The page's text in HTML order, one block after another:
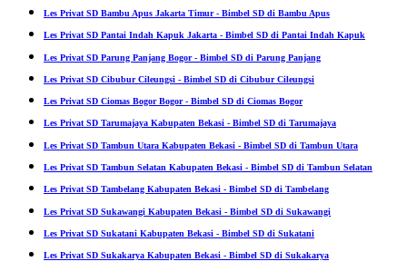
Les Privat SD Bambu Apus Jakarta Timur - Bimbel SD di Bambu Apus
Les Privat SD Pantai Indah Kapuk Jakarta - Bimbel SD di Pantai Indah Kapuk
Les Privat SD Parung Panjang Bogor - Bimbel SD di Parung Panjang
Les Privat SD Cibubur Cileungsi - Bimbel SD di Cibubur Cileungsi
Les Privat SD Ciomas Bogor Bogor - Bimbel SD di Ciomas Bogor
Les Privat SD Tarumajaya Kabupaten Bekasi - Bimbel SD di Tarumajaya
Les Privat SD Tambun Utara Kabupaten Bekasi - Bimbel SD di Tambun Utara
Les Privat SD Tambun Selatan Kabupaten Bekasi - Bimbel SD di Tambun Selatan
Les Privat SD Tambelang Kabupaten Bekasi - Bimbel SD di Tambelang
Les Privat SD Sukawangi Kabupaten Bekasi - Bimbel SD di Sukawangi
Les Privat SD Sukatani Kabupaten Bekasi - Bimbel SD di Sukatani
Les Privat SD Sukakarya Kabupaten Bekasi - Bimbel SD di Sukakarya